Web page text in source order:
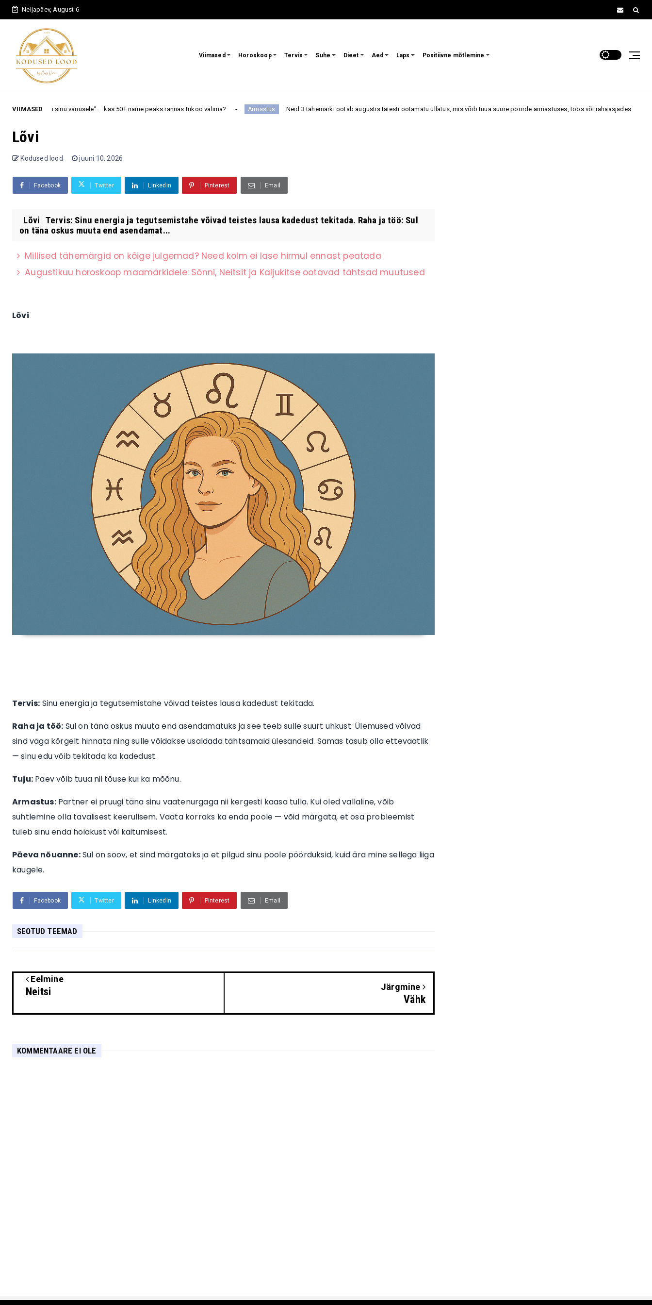
Neljapäev, August 6
Viimased Horoskoop Tervis Suhe Dieet Aed Laps Positiivne mõtlemine
VIIMASED
sinu vanusele” – kas 50+ naine peaks rannas trikoo valima? Armastus Neid 3 tähemärki ootab augustis täiesti ootamatu üllatus, mis võib tuua suure pöörde armastuses, töös või rahaasjades astroloogia
Lõvi
Kodused lood juuni 10, 2026
Facebook Twitter Linkedin Pinterest Email
Lõvi Tervis: Sinu energia ja tegutsemistahe võivad teistes lausa kadedust tekitada. Raha ja töö: Sul
on täna oskus muuta end asendamat...
Millised tähemärgid on kõige julgemad? Need kolm ei lase hirmul ennast peatada
Augustikuu horoskoop maamärkidele: Sõnni, Neitsit ja Kaljukitse ootavad tähtsad muutused
Lõvi
Tervis: Sinu energia ja tegutsemistahe võivad teistes lausa kadedust tekitada.
Raha ja töö: Sul on täna oskus muuta end asendamatuks ja see teeb sulle suurt uhkust. Ülemused võivad
sind väga kõrgelt hinnata ning sulle võidakse usaldada tähtsamaid ülesandeid. Samas tasub olla ettevaatlik
— sinu edu võib tekitada ka kadedust.
Tuju: Päev võib tuua nii tõuse kui ka mõõnu.
Armastus:Partner ei pruugi täna sinu vaatenurgaga nii kergesti kaasa tulla. Kui oled vallaline, võib
suhtlemine olla tavalisest keerulisem. Vaata korraks ka enda poole — võid märgata, et osa probleemist
tuleb sinu enda hoiakust või käitumisest.
Päeva nõuanne:Sul on soov, et sind märgataks ja et pilgud sinu poole pöörduksid, kuid ära mine sellega liiga
kaugele.
Facebook Twitter Linkedin Pinterest Email
SEOTUD TEEMAD
Eelmine
Neitsi Järgmine
Vähk
KOMMENTAARE EI OLE